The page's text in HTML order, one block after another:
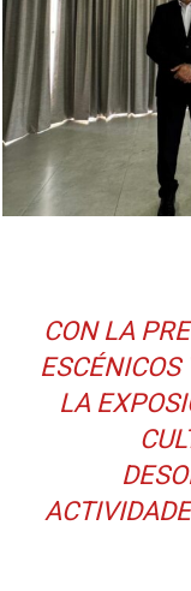
CON LA
ESCÉNICOS
LA